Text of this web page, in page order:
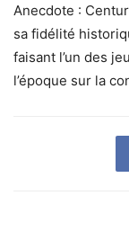
Anecdote :
sa fidélité
faisant l’un des
l’époque sur la